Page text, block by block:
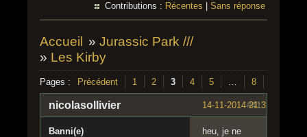
Contributions : Récentes Sans réponse
Accueil » Jurassic Park ///
» Les Kirby
Pages : Précédent 1 2 3 4 5 … 8
#41
14-11-2014 21:35:20
nicolasollivier
Banni(e)
heu, je ne